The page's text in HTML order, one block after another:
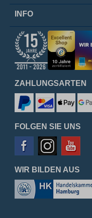
INFO
ZAHLUNGSARTEN
FOLGEN SIE UNS
WIR BILDEN AUS